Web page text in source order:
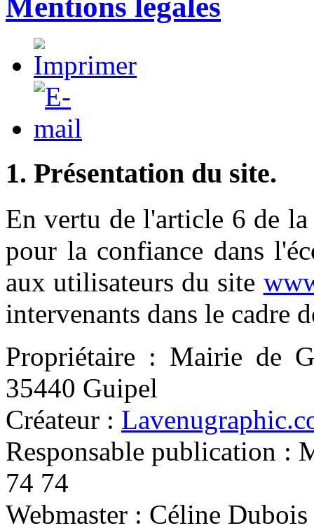
1. Présentation du site.
En vertu de l'article 6 de
pour la confiance dans
aux utilisateurs du site
intervenants dans le cadre
Propriétaire : Mairie de
35440 Guipel
Créateur :
Responsable publication :
74 74
Webmaster : Céline